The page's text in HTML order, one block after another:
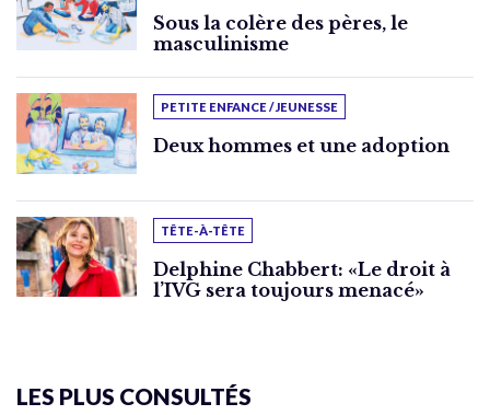
Sous la colère des pères, le
masculinisme
PETITE ENFANCE / JEUNESSE
Deux hommes et une adoption
TÊTE-À-TÊTE
Delphine Chabbert: «Le droit à
l’IVG sera toujours menacé»
LES PLUS CONSULTÉS